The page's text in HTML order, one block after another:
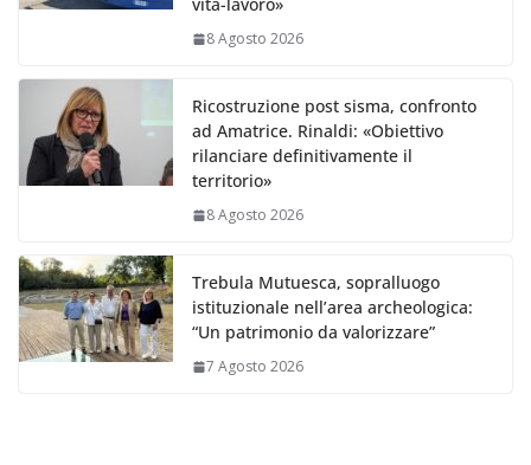
vita-lavoro»
8 Agosto 2026
Ricostruzione post sisma, confronto
ad Amatrice. Rinaldi: «Obiettivo
rilanciare definitivamente il
territorio»
8 Agosto 2026
Trebula Mutuesca, sopralluogo
istituzionale nell’area archeologica:
“Un patrimonio da valorizzare”
7 Agosto 2026